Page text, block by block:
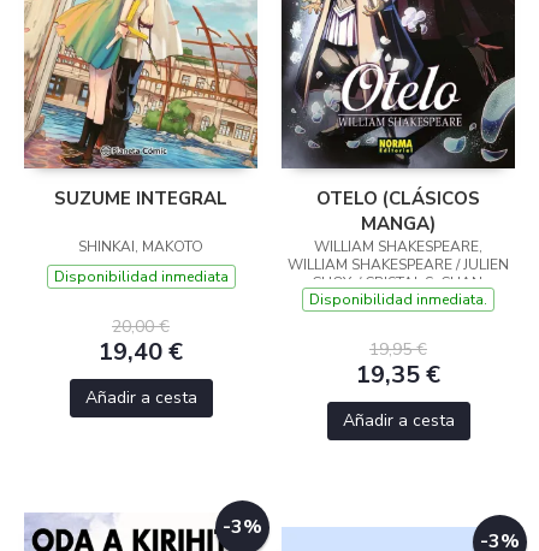
SUZUME INTEGRAL
SHINKAI, MAKOTO
Disponibilidad inmediata
20,00 €
19,40 €
Añadir a cesta
OTELO (CLÁSICOS
MANGA)
WILLIAM SHAKESPEARE,
WILLIAM SHAKESPEARE / JULIEN
CHOY, / CRISTAL S. CHAN,
Disponibilidad inmediata.
19,95 €
19,35 €
Añadir a cesta
-3%
-3%